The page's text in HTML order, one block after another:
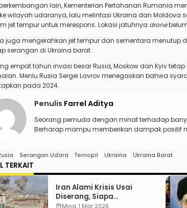
lain, Kementerian Pertahanan Rumania
wilayah udaranya, lalu melintasi Ukraina dan Moldova
jet tempur untuk merespons. Lokasi jatuhnya drone
juga mengerahkan jet tempur dan sementara menutup
serangan di Ukraina barat.
empat tahun invasi besar Rusia, Moskow dan Kyiv
Menlu Rusia Sergei Lavrov menegaskan bahwa
pada 2024.
Penulis Farrel Aditya
Seorang pemuda dengan minat terhadap
Berharap mampu memberikan dampak positif
Serangan Udara Ternopil Ukraina Ukraina Barat
TERKAIT
Iran Alami Krisis Usai
Diserang, Siapa
Pengganti Ali Khamenei?
calendar_monthMing, 1 Mar 2026